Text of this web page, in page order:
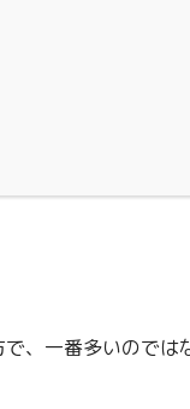
、一番多いのでは